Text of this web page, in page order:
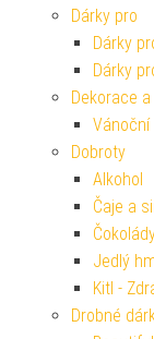
Dárky pro
Dárky
Dárky
Dekorace
Vánoční
Dobroty
Alkohol
Čaje a
Jedlý
Kitl -
Drobné